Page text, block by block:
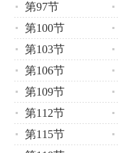
第97节
第100节
第103节
第106节
第109节
第112节
第115节